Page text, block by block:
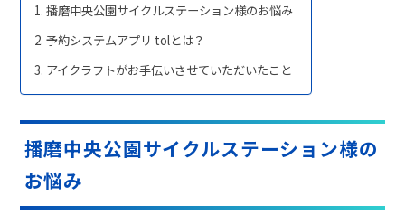
播磨中央公園サイクルステーション様のお悩み
予約システムアプリ tolとは？
アイクラフトがお手伝いさせていただいたこと
播磨中央公園サイクルステーション様の
お悩み